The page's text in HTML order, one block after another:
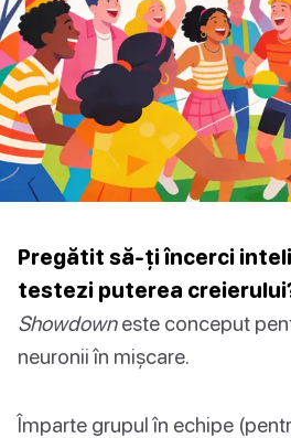
Pregătit să-ți încerci
testezi puterea
Showdowneste conceput
neuronii în mișcare.
Împarte grupul în echipe